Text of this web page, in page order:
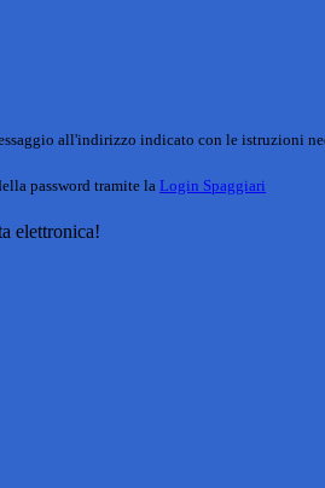
all'indirizzo indicato con le istruzioni
password tramite la Login Spaggiari
elettronica!